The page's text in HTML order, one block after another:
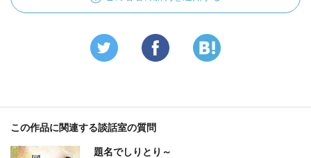
この作品に関連する談話室の質問
題名でしりとり～